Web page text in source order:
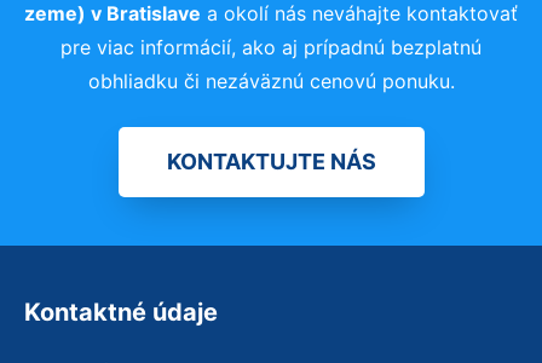
zeme) v Bratislave a okolí nás neváhajte kontaktovať
pre viac informácií, ako aj prípadnú bezplatnú
obhliadku či nezáväznú cenovú ponuku.
KONTAKTUJTE NÁS
Kontaktné údaje